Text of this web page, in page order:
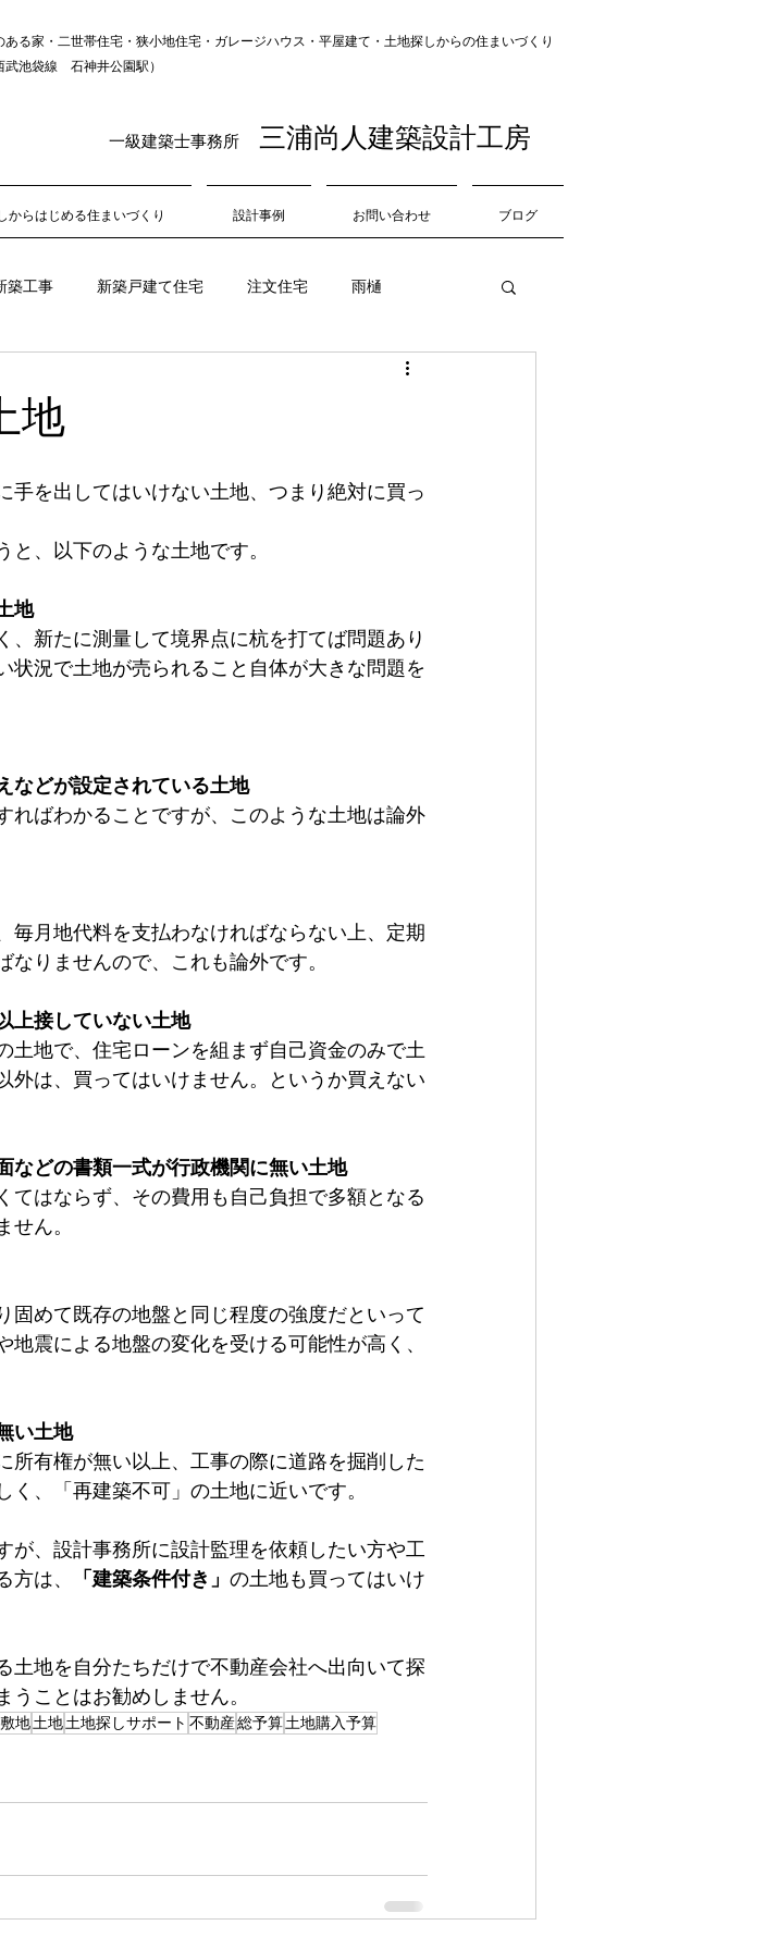
る家・二世帯住宅・狭小地住宅・ガレージハウス・平屋建て・土地探し​​からの住まいづくり
武池袋線 石神井公園駅）
一級建築士事務所 三浦尚人建築設計工房
からはじめる住まいづくり 設計事例 お問い合わせ ブログ
築工事 新築戸建て住宅 注文住宅 雨樋
道路
地
手を出してはいけない土地、つまり絶対に買っ
、以下のような土地です。
地
、新たに測量して境界点に杭を打てば問題あり
状況で土地が売られること自体が大きな問題を
などが設定されている土地
ればわかることですが、このような土地は論外
毎月地代料を支払わなければならない上、定期
りませんので、これも論外です。
上接していない土地
土地で、住宅ローンを組まず自己資金のみで土
外は、買ってはいけません。というか買えない
などの書類一式が行政機関に無い土地
てはならず、その費用も自己負担で多額となる
せん。
固めて既存の地盤と同じ程度の強度だといって
震による地盤の変化を受ける可能性が高く、
い土地
所有権が無い以上、工事の際に道路を掘削した
、「再建築不可」の土地に近いです。
が、設計事務所に設計監理を依頼したい方や工
は、
「建築条件付き」 の土地も買ってはいけ
土地を自分たちだけで不動産会社へ出向いて探
ことはお勧めしません。
敷地土地土地探しサポート 不動産総予算土地購入予算